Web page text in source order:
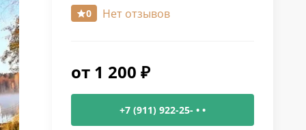
0 Нет отзывов
от 1 200 ₽
+7 (911) 922-25- • •